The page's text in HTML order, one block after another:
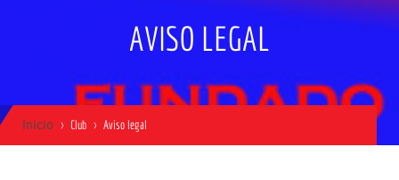
AVISO LEGAL
Inicio Club Aviso legal